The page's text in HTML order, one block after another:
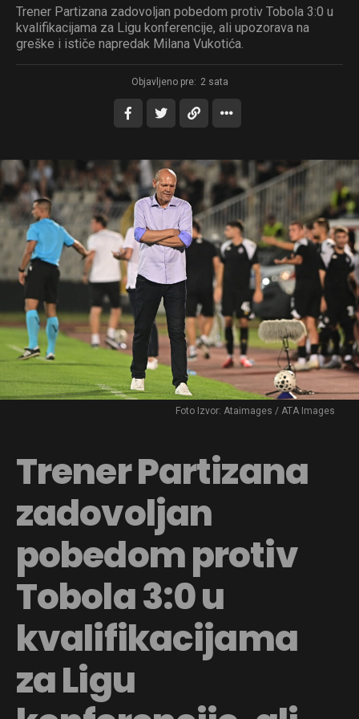
Trener Partizana zadovoljan pobedom protiv Tobola 3:0 u
kvalifikacijama za Ligu konferencije, ali upozorava na
greške i ističe napredak Milana Vukotića.
Objavljeno pre: 2 sata
Foto Izvor: Ataimages / ATA Images
Trener Partizana
zadovoljan
pobedom protiv
Tobola 3:0 u
kvalifikacijama
za Ligu